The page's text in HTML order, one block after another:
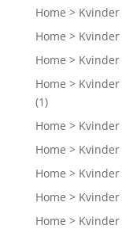
Home > Kvinder
Home >
Home >
Home >
(1)
Home >
Home >
Home > Kvinder
Home > Kvinder
Home >